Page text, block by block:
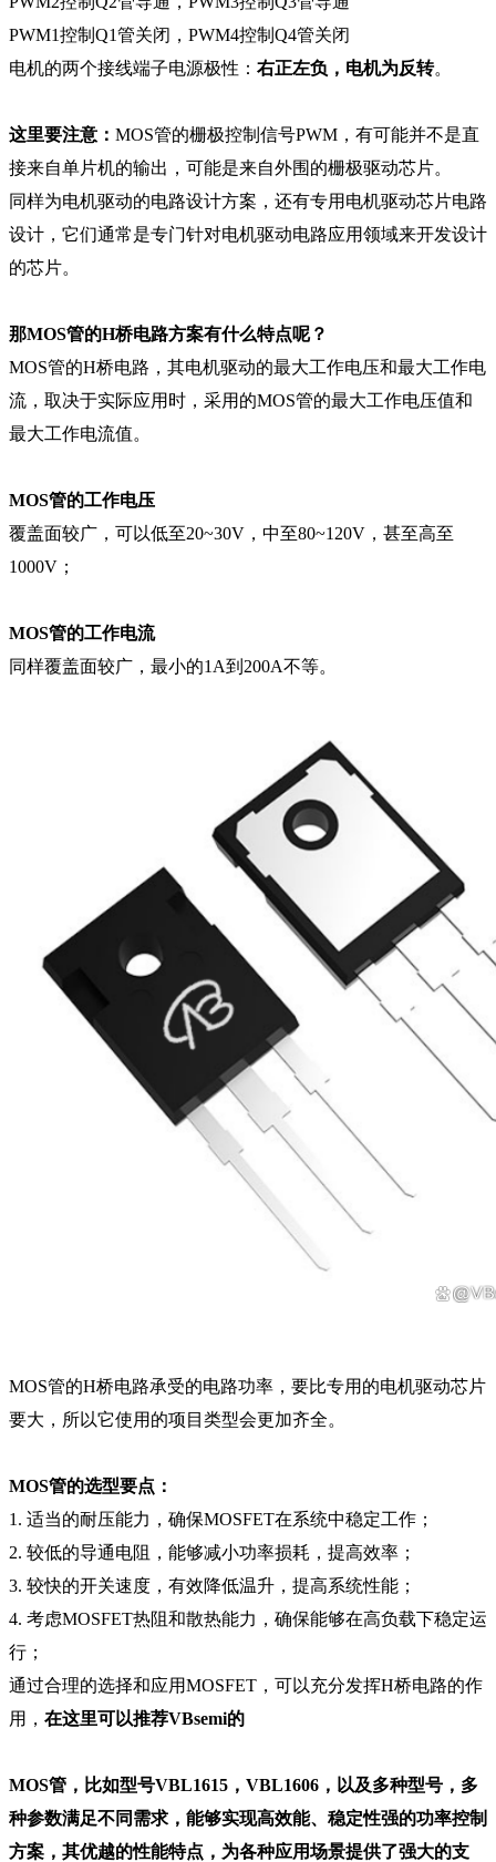
PWM1控制Q1管关闭，PWM4控制Q4管关闭
电机的两个接线端子电源极性： 右正左负，电机为反转。
这里要注意： MOS管的栅极控制信号PWM，有可能并不是直
接来自单片机的输出，可能是来自外围的栅极驱动芯片。
同样为电机驱动的电路设计方案，还有专用电机驱动芯片电路
设计，它们通常是专门针对电机驱动电路应用领域来开发设计
的芯片。
那MOS管的H桥电路方案有什么特点呢？
MOS管的H桥电路，其电机驱动的最大工作电压和最大工作电
流，取决于实际应用时，采用的MOS管的最大工作电压值和
最大工作电流值。
MOS管的工作电压
覆盖面较广，可以低至20~30V，中至80~120V，甚至高至
1000V；
MOS管的工作电流
同样覆盖面较广，最小的1A到200A不等。
MOS管的H桥电路承受的电路功率，要比专用的电机驱动芯片
要大，所以它使用的项目类型会更加齐全。
MOS管的选型要点：
1. 适当的耐压能力，确保MOSFET在系统中稳定工作；
2. 较低的导通电阻，能够减小功率损耗，提高效率；
3. 较快的开关速度，有效降低温升，提高系统性能；
4. 考虑MOSFET热阻和散热能力，确保能够在高负载下稳定运
行；
通过合理的选择和应用MOSFET，可以充分发挥H桥电路的作
用， 在这里可以推荐VBsemi的
MOS管，比如型号VBL1615，VBL1606，以及多种型号，多
种参数满足不同需求，能够实现高效能、稳定性强的功率控制
方案 ，其优越的性能特点，为各种应用场景提供了强大的支